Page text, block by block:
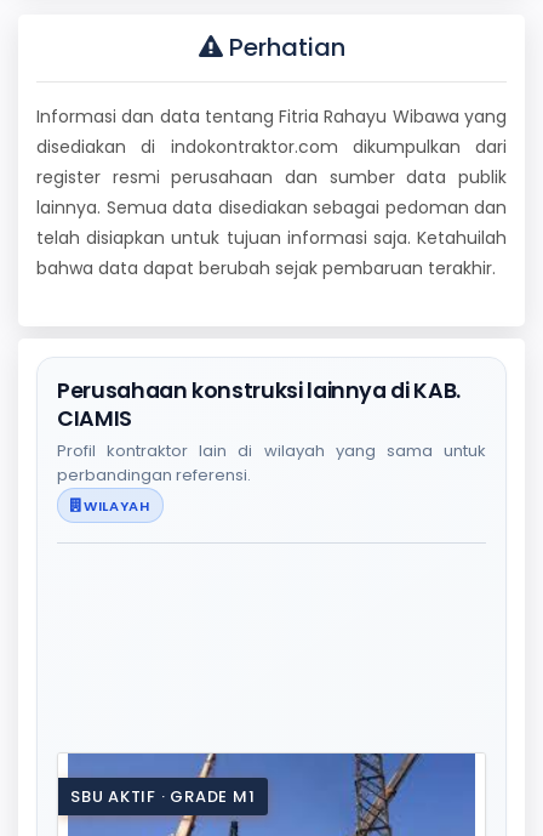
Perhatian
Informasi dan data tentang Fitria Rahayu Wibawa yang
disediakan di indokontraktor.com dikumpulkan dari
register resmi perusahaan dan sumber data publik
lainnya. Semua data disediakan sebagai pedoman dan
telah disiapkan untuk tujuan informasi saja. Ketahuilah
bahwa data dapat berubah sejak pembaruan terakhir.
Perusahaan konstruksi lainnya di KAB.
CIAMIS
Profil kontraktor lain di wilayah yang sama untuk
perbandingan referensi.
WILAYAH
SBU AKTIF · GRADE M1